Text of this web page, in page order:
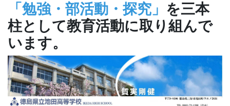
「勉強・部活動・探究」 を三本
柱として教育活動に取り組んで
います。